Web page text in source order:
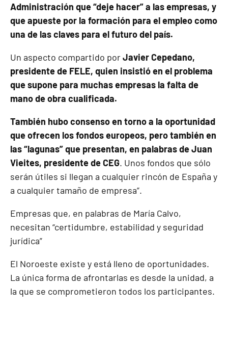
Administración que “deje hacer” a las empresas, y
que apueste por la formación para el empleo como
una de las claves para el futuro del país.
Un aspecto compartido porJavier Cepedano,
presidente de FELE, quien insistió en el problema
que supone para muchas empresas la falta de
mano de obra cualificada.
También hubo consenso en torno a la oportunidad
que ofrecen los fondos europeos, pero también en
las “lagunas” que presentan, en palabras de Juan
Vieites, presidente de CEG. Unos fondos que sólo
serán útiles si llegan a cualquier rincón de España y
a cualquier tamaño de empresa”.
Empresas que, en palabras de María Calvo,
necesitan “certidumbre, estabilidad y seguridad
jurídica”
El Noroeste existe y está lleno de oportunidades.
La única forma de afrontarlas es desde la unidad, a
la que se comprometieron todos los participantes.